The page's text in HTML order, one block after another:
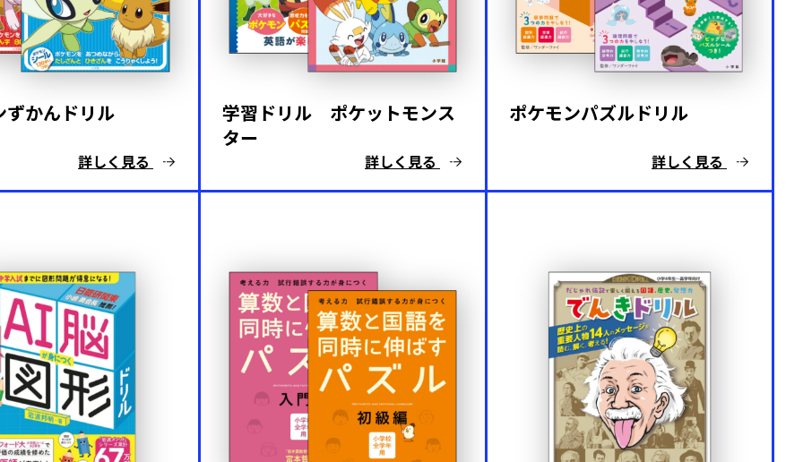
ずかんドリル
詳しく見る
学習ドリル ポケットモンス
ター
詳しく見る
ポケモンパズルドリル
詳しく見る